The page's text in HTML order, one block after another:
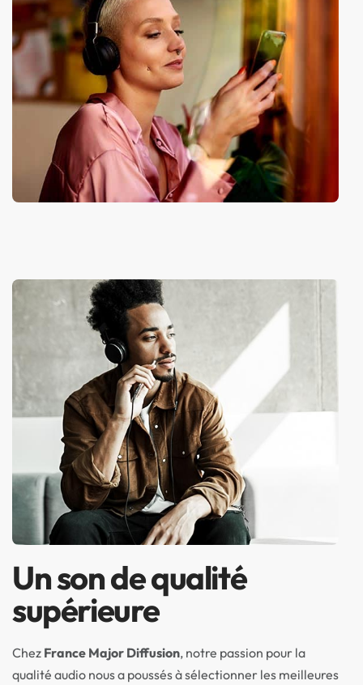
Un son de qualité
supérieure
Chez France Major Diffusion, notre passion pour la
qualité audio nous a poussés à sélectionner les meilleures